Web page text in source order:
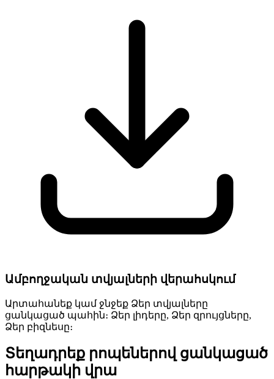
Ամբողջական տվյալների վերահսկում
Արտահանեք կամ ջնջեք Ձեր տվյալները
ցանկացած պահին։ Ձեր լիդերը, Ձեր զրույցները,
Ձեր բիզնեսը։
Տեղադրեք րոպեներով ցանկացած
հարթակի վրա